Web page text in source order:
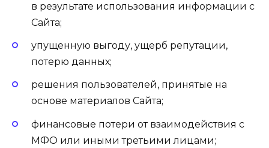
в результате использования информации с
Сайта;
упущенную выгоду, ущерб репутации,
потерю данных;
решения пользователей, принятые на
основе материалов Сайта;
финансовые потери от взаимодействия с
МФО или иными третьими лицами;